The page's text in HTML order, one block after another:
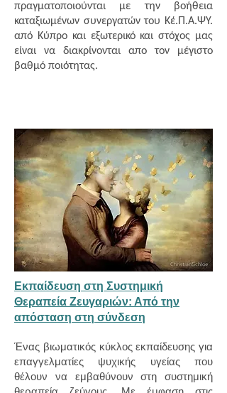
πραγματοποιούνται με την βοήθεια
καταξιωμένων συνεργατών του Κέ.Π.Α.ΨΥ.
από Κύπρο και εξωτερικό και στόχος μας
είναι να διακρίνονται απο τον μέγιστο
βαθμό ποιότητας.
Εκπαίδευση στη Συστημική
Θεραπεία Ζευγαριών: Από την
απόσταση στη σύνδεση
Ένας βιωματικός κύκλος εκπαίδευσης για
επαγγελματίες ψυχικής υγείας που
θέλουν να εμβαθύνουν στη συστημική